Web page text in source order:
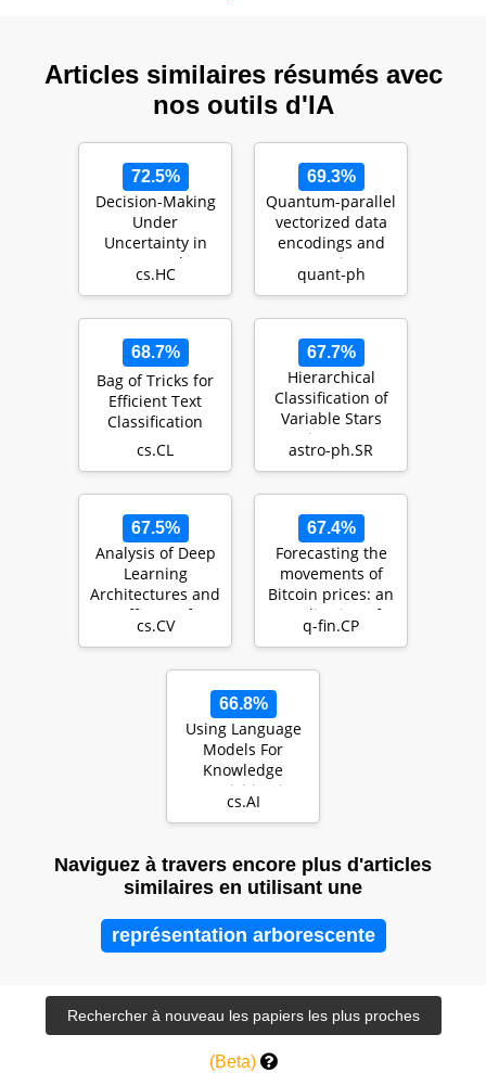
Articles similaires résumés avec
nos outils d'IA
72.5%
Decision-Making
Under
Uncertainty in
Research
Synthesis:
Ga…
cs.HC
69.3%
Quantum-parallel
vectorized data
encodings and
computations on
trapped-ions a…
quant-ph
68.7%
Bag of Tricks for
Efficient Text
Classification
cs.CL
67.7%
Hierarchical
Classification of
Variable Stars
Using Deep
Convolutional
astro-ph.SR
67.5%
Analysis of Deep
Learning
Architectures and
Efficacy of
Detecting Forest
cs.CV
67.4%
Forecasting the
movements of
Bitcoin prices: an
application of
machine learni…
q-fin.CP
66.8%
Using Language
Models For
Knowledge
Acquisition in
Natural Language
cs.AI
Naviguez à travers encore plus d'articles
similaires en utilisant une
représentation arborescente
(Beta)